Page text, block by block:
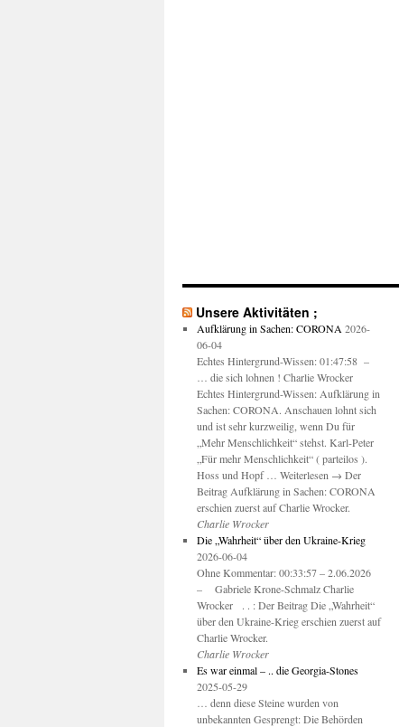
Unsere Aktivitäten ;
Aufklärung in Sachen: CORONA 2026-
06-04
Echtes Hintergrund-Wissen: 01:47:58 –
… die sich lohnen ! Charlie Wrocker
Echtes Hintergrund-Wissen: Aufklärung in
Sachen: CORONA. Anschauen lohnt sich
und ist sehr kurzweilig, wenn Du für
„Mehr Menschlichkeit“ stehst. Karl-Peter
„Für mehr Menschlichkeit“ ( parteilos ).
Hoss und Hopf … Weiterlesen → Der
Beitrag Aufklärung in Sachen: CORONA
erschien zuerst auf Charlie Wrocker.
Charlie Wrocker
Die „Wahrheit“ über den Ukraine-Krieg
2026-06-04
Ohne Kommentar: 00:33:57 – 2.06.2026
– Gabriele Krone-Schmalz Charlie
Wrocker . . : Der Beitrag Die „Wahrheit“
über den Ukraine-Krieg erschien zuerst auf
Charlie Wrocker.
Charlie Wrocker
Es war einmal – .. die Georgia-Stones
2025-05-29
… denn diese Steine wurden von
unbekannten Gesprengt: Die Behörden